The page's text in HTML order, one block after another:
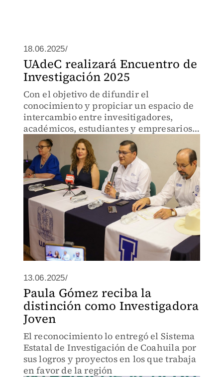
18.06.2025/
UAdeC realizará Encuentro de
Investigación 2025
Con el objetivo de difundir el
conocimiento y propiciar un espacio de
intercambio entre invesitigadores,
académicos, estudiantes y empresarios,
el evento será el 13 y 14 de noviembre
de 2025.
13.06.2025/
Paula Gómez reciba la
distinción como Investigadora
Joven
El reconocimiento lo entregó el Sistema
Estatal de Investigación de Coahuila por
sus logros y proyectos en los que trabaja
en favor de la región